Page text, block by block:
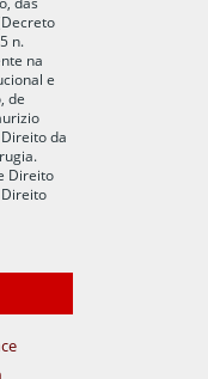
n.
na
e
de
da
Direito